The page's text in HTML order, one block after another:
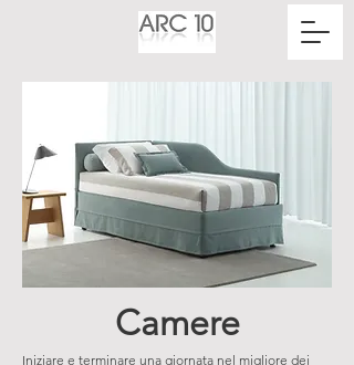
Camere
Iniziare e terminare una giornata nel migliore dei